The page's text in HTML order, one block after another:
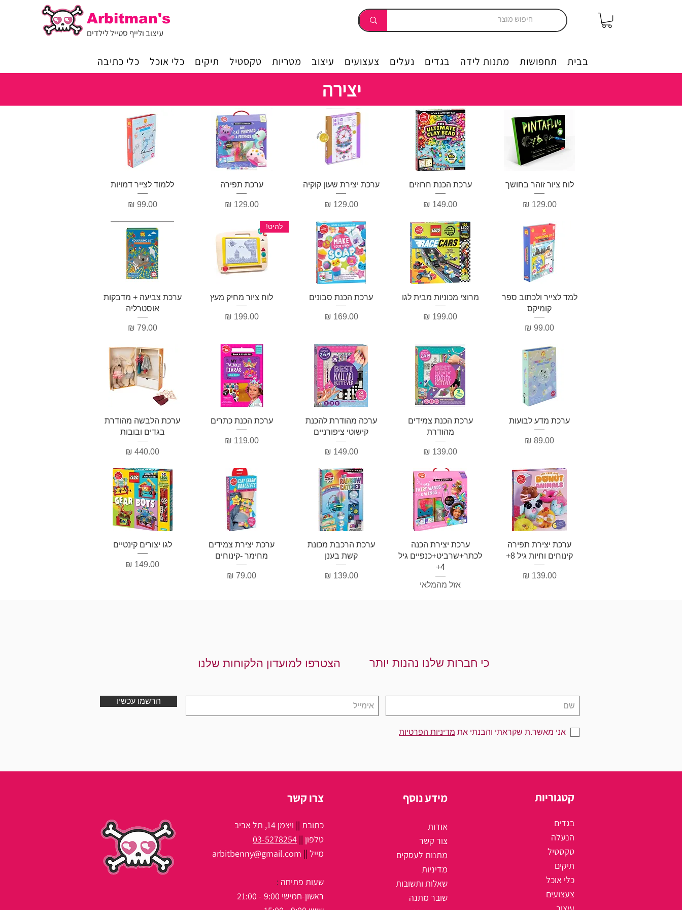
Arbitman's
עיצוב ולייף סטייל לילדים
יצירה בבית תחפושות מתנות לידה בגדים נעלים צעצועים עיצוב מטריות טקסטיל תיקים כלי אוכל כלי כתיבה
יצירה
תצוגה מהירה
לוח ציור זוהר בחושך
מחיר‏129.00 ‏₪
תצוגה מהירה
ערכת הכנת חרוזים
מחיר
תצוגה מהירה
ערכת יצירת שעון קוקיה
מחיר‏129.00 ‏₪
תצוגה מהירה
ערכת תפירה
מחיר‏129.00 ‏₪
תצוגה מהירה
ללמוד לצייר דמויות
מחיר‏99.00 ‏₪
תצוגה מהירה
למד לצייר ולכתוב ספר
קומיקס
מחיר
תצוגה מהירה
מרוצי מכוניות מבית לגו
מחיר
תצוגה מהירה
ערכת הכנת סבונים
מחיר‏169.00 ‏₪
תצוגה מהירה
להיט!
לוח ציור מחיק מעץ
מחיר‏199.00 ‏₪
תצוגה מהירה
ערכת צביעה + מדבקות
אוסטרליה
מחיר‏79.00 ‏₪
תצוגה מהירה
ערכת מדע לבועות
מחיר
תצוגה מהירה
ערכת הכנת צמידים
מהודרת
מחיר
תצוגה מהירה
ערכה מהודרת להכנת
קישוטי ציפורניים
מחיר‏149.00 ‏₪
תצוגה מהירה
ערכת הכנת כתרים
מחיר‏119.00 ‏₪
תצוגה מהירה
ערכת הלבשה מהודרת
בגדים ובובות
מחיר
תצוגה מהירה
ערכת יצירת תפירה
קינוחים וחיות גיל 8+
מחיר‏139.00 ‏₪
תצוגה מהירה
ערכת יצירת הכנה
לכתר+שרביט+כנפיים גיל
4+
אזל מהמלאי
תצוגה מהירה
ערכת הרכבת מכונת
קשת בענן
מחיר‏139.00 ‏₪
תצוגה מהירה
ערכת יצירת צמידים
מחימר -קינוחים
מחיר
תצוגה מהירה
לגו יצורים קינטיים
מחיר
הצטרפו למועדון הלקוחות שלנו כי חברות שלנו נהנות יותר
הרשמו עכשיו
אני מאשר.ת שקראתי והבנתי את מדיניות הפרטיות
צרו קשר
כתובת || ויצמן 14, תל אביב
טלפון ||
03-5278254
arbitbenny@gmail.com || מייל
שעות פתיחה :
ראשון-חמישי 9:00 - 21:00
מידע נוסף
אודות
צור קשר
מתנות לעסקים
מדיניות
שאלות ותשובות
שובר מתנה
קטגוריות
בגדים
הנעלה
טקסטיל
תיקים
כלי אוכל
צעצועים